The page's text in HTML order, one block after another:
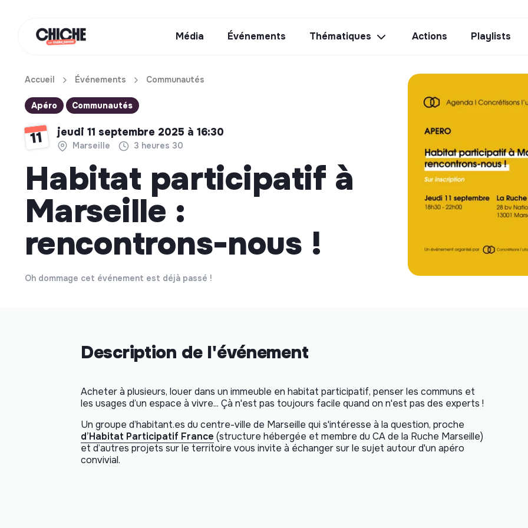
Média Événements Thématiques Actions Playlists
Accueil Événements Communautés
Apéro Communautés
11 jeudi 11 septembre 2025 à 16:30
Marseille 3 heures 30
Habitat participatif à
Marseille :
rencontrons-nous !
Oh dommage cet événement est déjà passé !
Description de l'événement
Acheter à plusieurs, louer dans un immeuble en habitat participatif, penser les communs et
les usages d’un espace à vivre... Çà n'est pas toujours facile quand on n'est pas des experts !
Un groupe d’habitant.es du centre-ville de Marseille qui s'intéresse à la question, proche
d’Habitat Participatif France (structure hébergée et membre du CA de la Ruche Marseille)
et d’autres projets sur le territoire vous invite à échanger sur le sujet autour d'un apéro
convivial.